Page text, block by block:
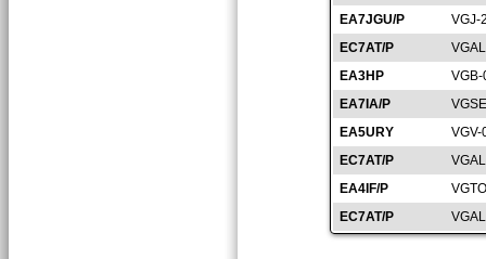
EA7JGU/P
VGJ-
EC7AT/P
EA3HP
EA7IA/P
EA5URY
VGV-
EC7AT/P
EA4IF/P
EC7AT/P